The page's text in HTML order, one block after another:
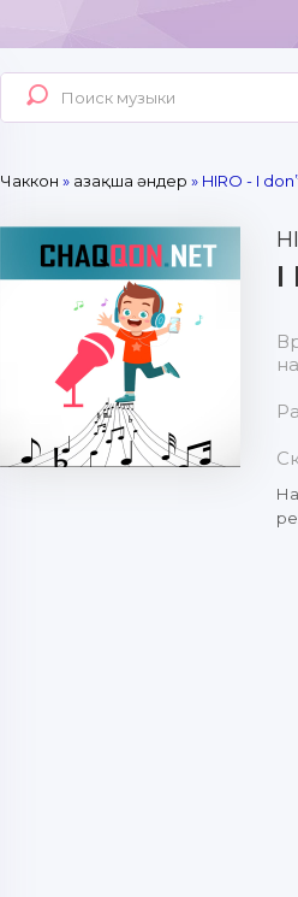
Чаккон » Қазақша әндер » HIRO - I
I